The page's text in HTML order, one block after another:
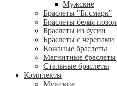
Мужские
Браслеты "Бисмарк"
Браслеты белая
Браслеты из бусин
Браслеты с черепами
Кожаные браслеты
Магнитные браслеты
Стальные браслеты
Комплекты
Мужские